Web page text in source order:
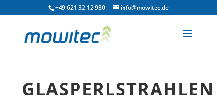
+49 621 32 12 930 info@mowitec.de
GLASPERLSTRAHLEN